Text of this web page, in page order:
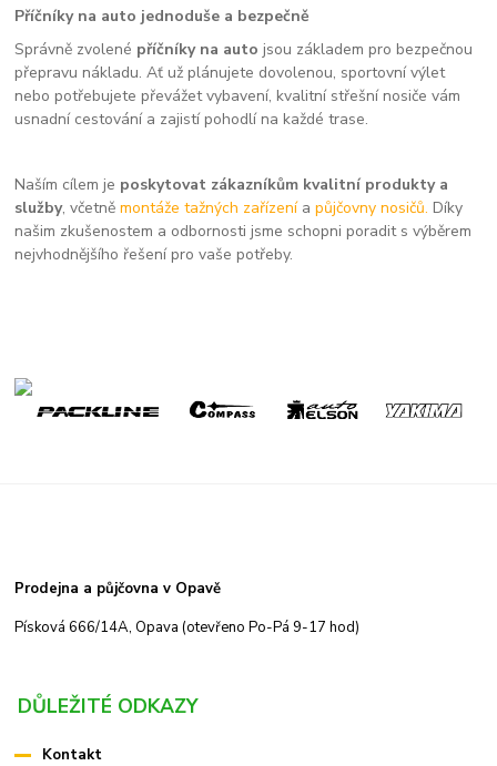
Příčníky na auto jednoduše a bezpečně
Správně zvolené příčníky na auto jsou základem pro bezpečnou
přepravu nákladu. Ať už plánujete dovolenou, sportovní výlet
nebo potřebujete převážet vybavení, kvalitní střešní nosiče vám
usnadní cestování a zajistí pohodlí na každé trase.
Naším cílem je poskytovat zákazníkům kvalitní produkty a
služby, včetněmontáže tažných zařízení apůjčovny nosičů. Díky
našim zkušenostem a odbornosti jsme schopni poradit s výběrem
nejvhodnějšího řešení pro vaše potřeby.
Prodejna a půjčovna v Opavě
Písková 666/14A, Opava (otevřeno Po-Pá 9-17 hod)
DŮLEŽITÉ ODKAZY
Kontakt